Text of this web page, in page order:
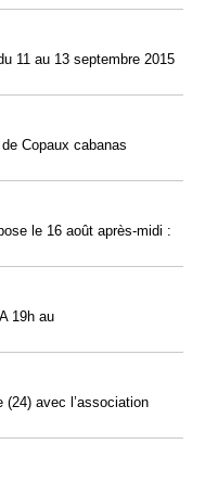
11 au 13 septembre 2015
Copaux cabanas
le 16 août après-midi :
19h au
(24) avec l’association